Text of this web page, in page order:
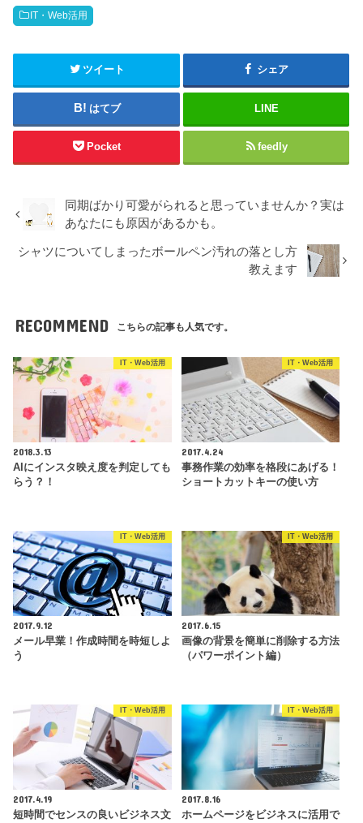
IT・Web活用
ツイート シェア
はてブ LINE
Pocket feedly
同期ばかり可愛がられると思っていませんか？実は
あなたにも原因があるかも。
シャツについてしまったボールペン汚れの落とし方
教えます
RECOMMEND こちらの記事も人気です。
IT・Web活用
2018.3.13
AIにインスタ映え度を判定しても
らう？！
IT・Web活用
2017.4.24
事務作業の効率を格段にあげる！
ショートカットキーの使い方
IT・Web活用
2017.9.12
メール早業！作成時間を時短しよ
う
IT・Web活用
2017.6.15
画像の背景を簡単に削除する方法
（パワーポイント編）
IT・Web活用
2017.4.19
短時間でセンスの良いビジネス文
IT・Web活用
2017.8.16
ホームページをビジネスに活用で